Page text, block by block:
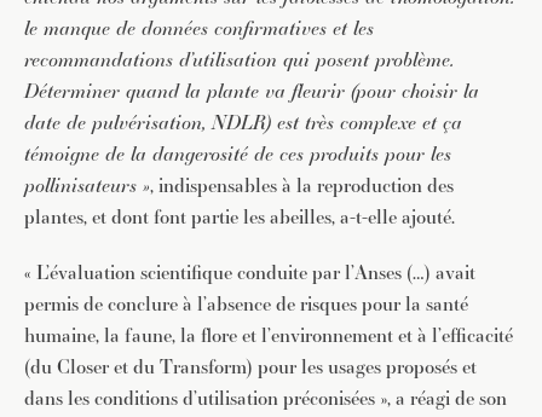
le manque de données confirmatives et les
recommandations d’utilisation qui posent problème.
Déterminer quand la plante va fleurir (pour choisir la
date de pulvérisation, NDLR) est très complexe et ça
témoigne de la dangerosité de ces produits pour les
pollinisateurs », indispensables à la reproduction des
plantes, et dont font partie les abeilles, a-t-elle ajouté.
« L’évaluation scientifique conduite par l’Anses (…) avait
permis de conclure à l’absence de risques pour la santé
humaine, la faune, la flore et l’environnement et à l’efficacité
(du Closer et du Transform) pour les usages proposés et
dans les conditions d’utilisation préconisées », a réagi de son